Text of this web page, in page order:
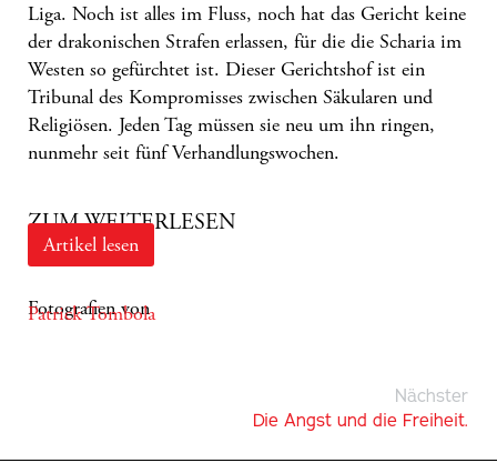
Liga. Noch ist alles im Fluss, noch hat das Gericht keine
der drakonischen Strafen erlassen, für die die Schariaim
Westen so gefürchtet ist. Dieser Gerichtshof ist ein
Tribunal des Kompromisses zwischen Säkularen und
Religiösen. Jeden Tag müssen sie neu um ihn ringen,
nunmehr seit fünf Verhandlungswochen.
ZUM WEITERLESEN
Artikel lesen
Fotografien von
Patrick Tombola
Nächster
Die Angst und die Freiheit.